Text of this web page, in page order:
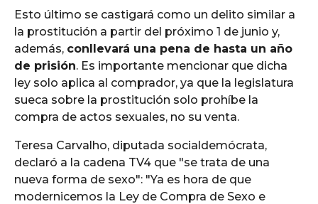
Esto último se castigará como un delito similar a
la prostitución a partir del próximo 1 de junio y,
además, conllevará una pena de hasta un año
de prisión. Es importante mencionar que dicha
ley solo aplica al comprador, ya que la legislatura
sueca sobre la prostitución solo prohíbe la
compra de actos sexuales, no su venta.
Teresa Carvalho, diputada socialdemócrata,
declaró a la cadena TV4 que "se trata de una
nueva forma de sexo": "Ya es hora de que
modernicemos la Ley de Compra de Sexo e